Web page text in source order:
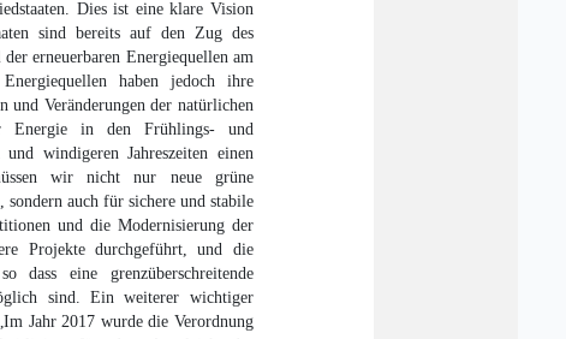
Dies ist eine klare Vision
sind bereits auf den Zug des
erneuerbaren Energiequellen am
haben jedoch ihre
und Veränderungen der natürlichen
Energie in den Frühlings- und
windigeren Jahreszeiten einen
wir nicht nur neue grüne
auch für sichere und stabile
und die Modernisierung der
Projekte durchgeführt, und die
dass eine grenzüberschreitende
sind. Ein weiterer wichtiger
Jahr 2017 wurde die Verordnung